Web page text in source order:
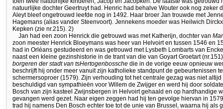
natuurlijke dochter Geertruyt had. Henric had behalve Wouter ook nog zeker
Aleyt bleef ongetrouwd leefde nog in 1492. Haar broer Jan trouwde met
Hagemans (alias vander Steenvoort). Jennekens moeder was Heilwich
Kepken (zie nr.215). 2)
Jan had een zoon Henrick die getrouwd was met Katherijn, dochter van
zoon meester Henrick Bloeymans was heer van Helvoirt en tussen 1546 en
had in Orléans gestudeerd en was getrouwd met Lysbeth Lombarts van
naast een kleine gezinshistorie in de trant van die van Goyart Groetart
borgeren der stadt van tsHertogenbossche die in de vorige eeuw opnieuw
beschrijft hij onder meer vanuit zijn katholieke standpunt de gebeurtenissen
schermersoproer (1579). Zijn verhouding tot het centrale gezag was niet
beschuldigd van sympathieën voor Willem de Zwijger en werd hij door
Bosch van zijn kasteel Zwijnsbergen in Helvoirt gehaald en op hardhandige
gevangen werd gezet. Naar eigen zeggen had hij ten gevolge hiervan in
trad hij namens Den Bosch echter toe tot de unie van Brussel, waarna hij als